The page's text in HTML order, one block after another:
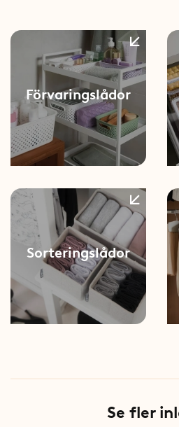
Förvaringslådor
Sorteringslådor
Se fler